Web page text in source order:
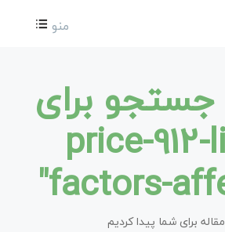
منو
برای
"price-
factors-